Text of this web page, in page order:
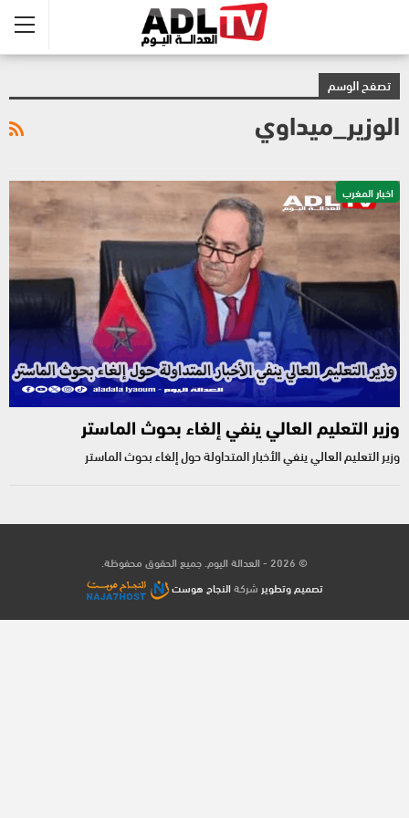
تصفح الوسم
الوزير_ميداوي
اخبار المغرب
وزير التعليم العالي ينفي إلغاء بحوث الماستر
وزير التعليم العالي ينفي الأخبار المتداولة حول إلغاء بحوث الماستر
© 2026 - العدالة اليوم. جميع الحقوق محفوظة.
تصميم وتطوير شركةالنجاح هوست